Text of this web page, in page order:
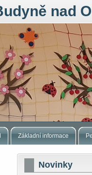
nad
Základní informace
Novinky